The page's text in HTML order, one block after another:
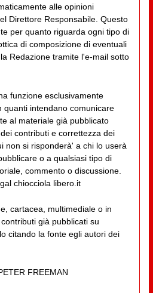
alle opinioni
Direttore Responsabile. Questo
per quanto riguarda ogni tipo di
di composizione di eventuali
Redazione tramite l'e-mail sotto
funzione esclusivamente
quanti intendano comunicare
al materiale già pubblicato
contributi e correttezza dei
non si risponderà' a chi lo userà
o a qualsiasi tipo di
commento o discussione.
chiocciola libero.it
cartacea, multimediale o in
già pubblicati su
citando la fonte egli autori dei
FREEMAN